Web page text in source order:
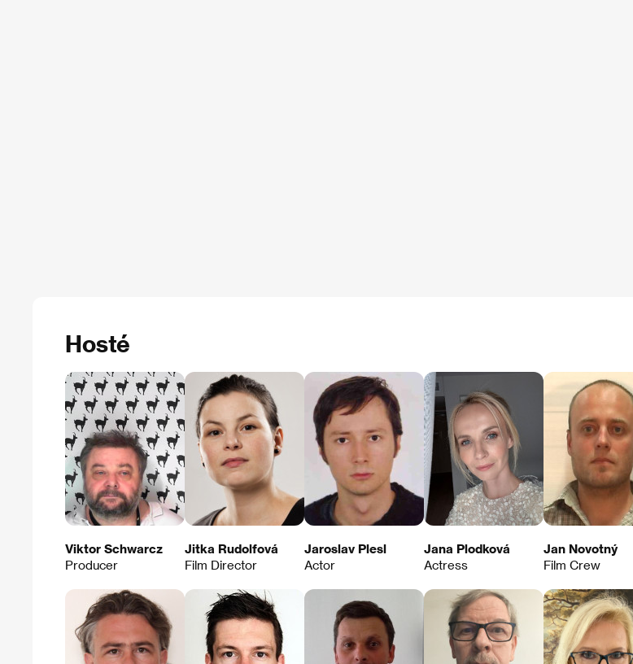
Hosté
Viktor Schwarcz
Producer
Jitka Rudolfová
Film Director
Jaroslav Plesl
Actor
Jana Plodková
Actress
Jan Novotný
Film Crew